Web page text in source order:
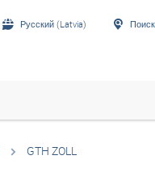
Русский (Latvia)
GTH ZOLL